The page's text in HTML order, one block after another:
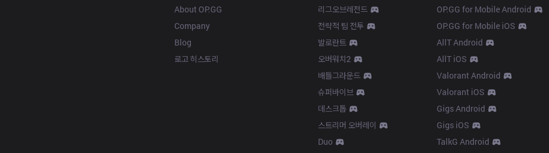
About OP.GG
Company
Blog
로고 히스토리
리그오브레전드
전략적 팀 전투
발로란트
오버워치2
배틀그라운드
슈퍼바이브
데스크톱
스트리머 오버레이
Duo
OP.GG for Mobile Android
OP.GG for Mobile iOS
AllT Android
AllT iOS
Valorant Android
Valorant iOS
Gigs Android
Gigs iOS
TalkG Android